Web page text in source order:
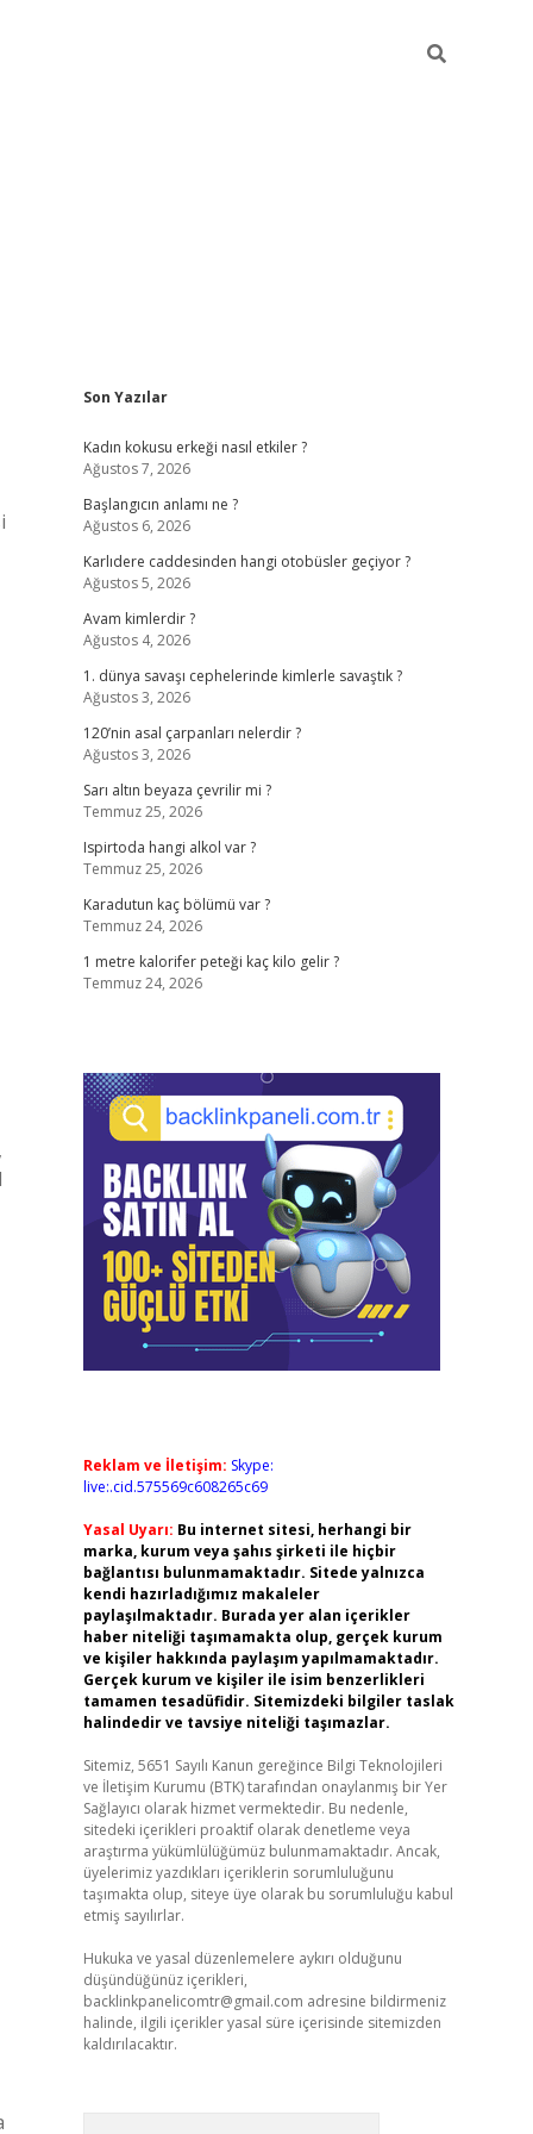
Sidebar
Son Yazılar
Kadın kokusu erkeği nasıl etkiler ?
Ağustos 7, 2026
Başlangıcın anlamı ne ?
Ağustos 6, 2026
Karlıdere caddesinden hangi otobüsler geçiyor ?
Ağustos 5, 2026
Avam kimlerdir ?
Ağustos 4, 2026
1. dünya savaşı cephelerinde kimlerle savaştık ?
Ağustos 3, 2026
120’nin asal çarpanları nelerdir ?
Ağustos 3, 2026
Sarı altın beyaza çevrilir mi ?
Temmuz 25, 2026
Ispirtoda hangi alkol var ?
Temmuz 25, 2026
Karadutun kaç bölümü var ?
Temmuz 24, 2026
1 metre kalorifer peteği kaç kilo gelir ?
Temmuz 24, 2026
Reklam ve İletişim: Skype:
live:.cid.575569c608265c69
Yasal Uyarı: Bu internet sitesi, herhangi bir
marka, kurum veya şahıs şirketi ile hiçbir
bağlantısı bulunmamaktadır. Sitede yalnızca
kendi hazırladığımız makaleler
paylaşılmaktadır. Burada yer alan içerikler
haber niteliği taşımamakta olup, gerçek kurum
ve kişiler hakkında paylaşım yapılmamaktadır.
Gerçek kurum ve kişiler ile isim benzerlikleri
tamamen tesadüfidir. Sitemizdeki bilgiler taslak
halindedir ve tavsiye niteliği taşımazlar.
Sitemiz, 5651 Sayılı Kanun gereğince Bilgi Teknolojileri
ve İletişim Kurumu (BTK) tarafından onaylanmış bir Yer
Sağlayıcı olarak hizmet vermektedir. Bu nedenle,
sitedeki içerikleri proaktif olarak denetleme veya
araştırma yükümlülüğümüz bulunmamaktadır. Ancak,
üyelerimiz yazdıkları içeriklerin sorumluluğunu
taşımakta olup, siteye üye olarak bu sorumluluğu kabul
etmiş sayılırlar.
Hukuka ve yasal düzenlemelere aykırı olduğunu
düşündüğünüz içerikleri,
backlinkpanelicomtr@gmail.com adresine bildirmeniz
halinde, ilgili içerikler yasal süre içerisinde sitemizden
kaldırılacaktır.
betexper giriş